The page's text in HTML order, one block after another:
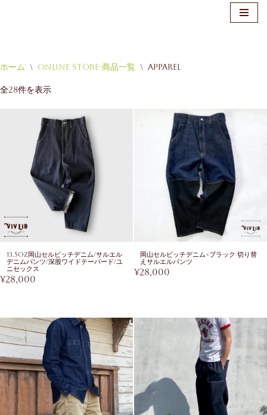
ン
ホーム \ Online Store-商品一覧 \ Apparel
全28件を表示
13.5oz岡山セルビッチデニム/サルエル
デニムパンツ/深股ワイドテーパード/ユ
ニセックス
¥28,000
岡山セルビッチデニム×ブラック 切り替
えサルエルパンツ
¥28,000